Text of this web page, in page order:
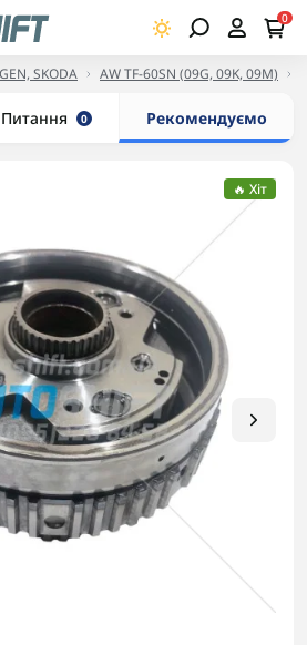
0
SKODA AW TF-60SN (09G, 09K, 09M)
Питання 0 Рекомендуємо
🔥 Хіт